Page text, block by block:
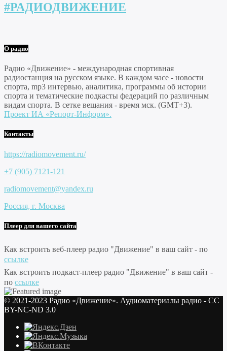
#РАДИОДВИЖЕНИЕ
О радио
Радио «Движение» - международная спортивная
радиостанция на русском языке. В каждом часе - новости
спорта, mp3 интервью, аналитика, программы об истории
спорта и тематические подкасты федераций по различным
видам спорта. В сетке вещания - время мск. (GMT+3).
Проект ИА «Репорт-Информ».
Контакты
https://radiomovement.ru/
+7 (905) 7121-121
radiomovement@yandex.ru
Россия, г. Москва
Плеер для вашего сайта
Как встроить веб-плеер радио "Движение" в ваш сайт - по
ссылке
Как встроить подкаст-плеер радио "Движение" в ваш сайт -
по ссылке
© 2021-2023 Радио «Движение». Аудиоматериалы радио - CC
BY-NC-ND 3.0